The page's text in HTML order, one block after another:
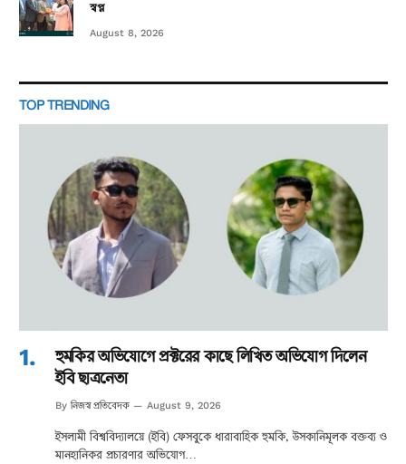
স্বপ্ন
August 8, 2026
TOP TRENDING
হুমকির অভিযোগে প্রক্টরের কাছে লিখিত অভিযোগ দিলেন
ইবি ছাত্রনেতা
By নিজস্ব প্রতিবেদক August 9, 2026
ইসলামী বিশ্ববিদ্যালয়ে (ইবি) ফেসবুকে ধারাবাহিক হুমকি, উসকানিমূলক বক্তব্য ও
মানহানিকর প্রচারণার অভিযোগ…